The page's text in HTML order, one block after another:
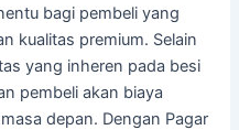
bagi pembeli yang
kualitas premium. Selain
yang inheren pada besi
pembeli akan biaya
depan. Dengan Pagar